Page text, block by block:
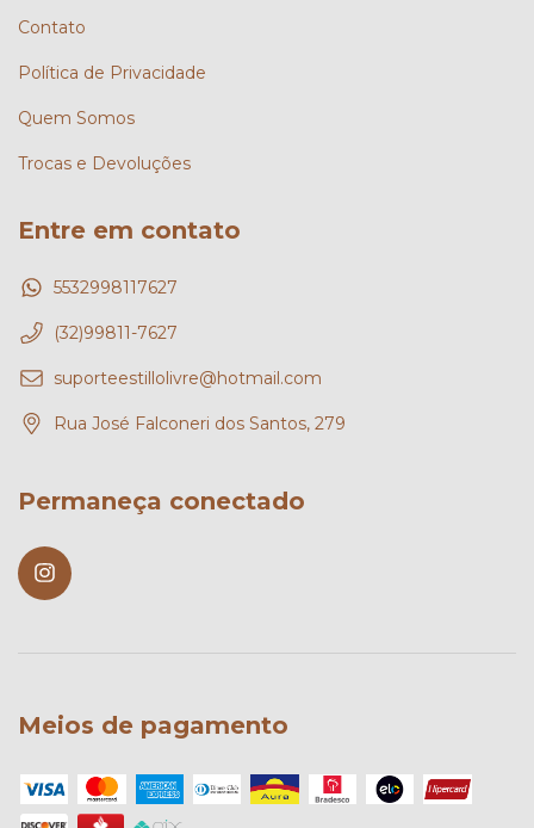
Contato
Política de Privacidade
Quem Somos
Trocas e Devoluções
Entre em contato
5532998117627
(32)99811-7627
suporteestillolivre@hotmail.com
Rua José Falconeri dos Santos, 279
Permaneça conectado
Meios de pagamento